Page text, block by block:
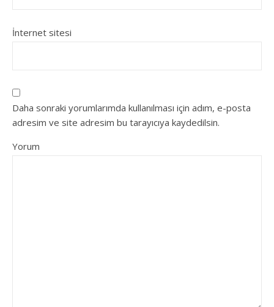
İnternet sitesi
Daha sonraki yorumlarımda kullanılması için adım, e-posta
adresim ve site adresim bu tarayıcıya kaydedilsin.
Yorum